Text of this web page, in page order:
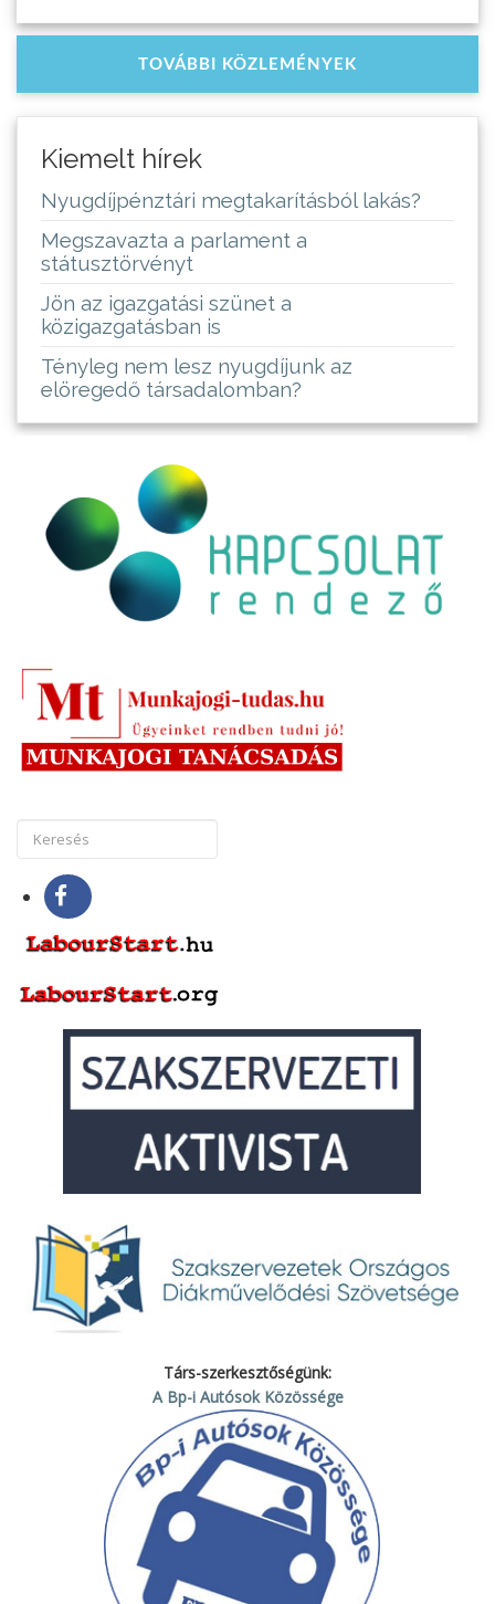
TOVÁBBI KÖZLEMÉNYEK
Kiemelt hírek
Nyugdíjpénztári megtakarításból lakás?
Megszavazta a parlament a
státusztörvényt
Jön az igazgatási szünet a
közigazgatásban is
Tényleg nem lesz nyugdíjunk az
elöregedő társadalomban?
Társ-szerkesztőségünk:
A Bp-i Autósok Közössége